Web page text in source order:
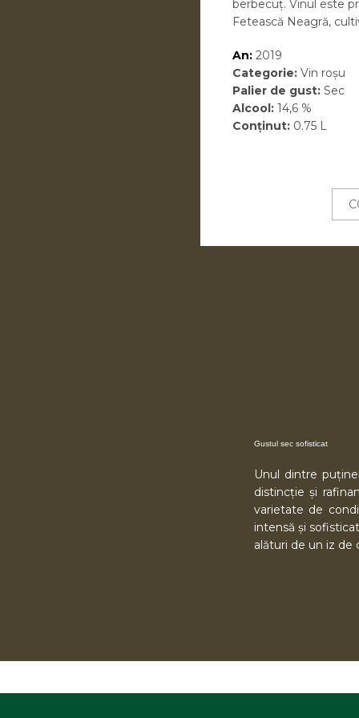
berbecuț. Vinul este
Fetească Neagră,
An: 2019
Categorie: Vin roșu
Palier de gust: Sec
Alcool: 14,6 %
Conținut: 0.75 L
Gustul sec sofisticat
Unul dintre
distincție și
varietate de
intensă și
alături de un iz de